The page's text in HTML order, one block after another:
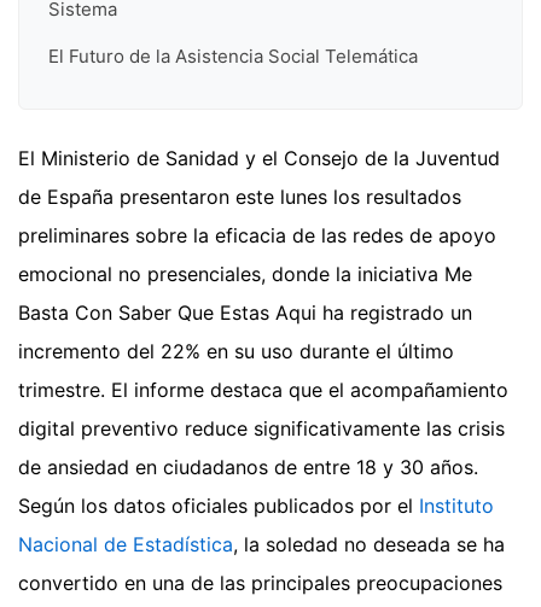
Sistema
El Futuro de la Asistencia Social Telemática
El Ministerio de Sanidad y el Consejo de la Juventud
de España presentaron este lunes los resultados
preliminares sobre la eficacia de las redes de apoyo
emocional no presenciales, donde la iniciativa Me
Basta Con Saber Que Estas Aqui ha registrado un
incremento del 22% en su uso durante el último
trimestre. El informe destaca que el acompañamiento
digital preventivo reduce significativamente las crisis
de ansiedad en ciudadanos de entre 18 y 30 años.
Según los datos oficiales publicados por el Instituto
Nacional de Estadística, la soledad no deseada se ha
convertido en una de las principales preocupaciones